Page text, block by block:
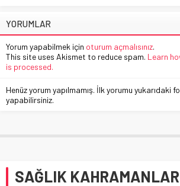
YORUMLAR
Yorum yapabilmek için oturum açmalısınız.
This site uses Akismet to reduce spam. Learn
is processed.
Henüz yorum yapılmamış. İlk yorumu yukarıdaki
yapabilirsiniz.
SAĞLIK